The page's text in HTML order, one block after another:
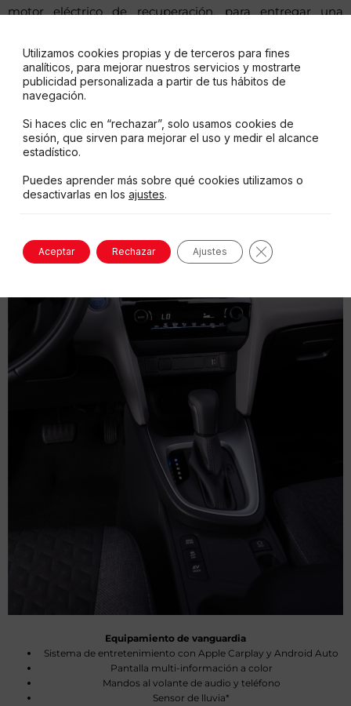
motor eléctrico de recuperación, para entregar una
aceleración instantánea e increíble desempeño, el Yaris
Cross despliega una conducción ágil, silenciosa y sin
vibraciones.
Equipamiento de vanguardia
Sistema de entretenimiento con Apple Carplay y Android Auto
Pantalla multi-información a color
Mandos al volante de audio y teléfono
Sensor de lluvia*
Utilizamos cookies propias y de terceros para fines
analíticos, para mejorar nuestros servicios y mostrarte
publicidad personalizada a partir de tus hábitos de
navegación.
Si haces clic en “rechazar”, solo usamos cookies de
sesión, que sirven para mejorar el uso y medir el alcance
estadístico.
Puedes aprender más sobre qué cookies utilizamos o
desactivarlas en los ajustes.
Aceptar Rechazar Ajustes Cerrar el